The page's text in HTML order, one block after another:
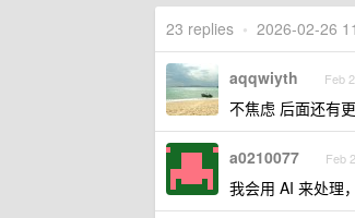
23 replies • 2026-02-26
aqqwiyth Feb
不焦虑 后面还有
a0210077 Feb
我会用 AI 来处理